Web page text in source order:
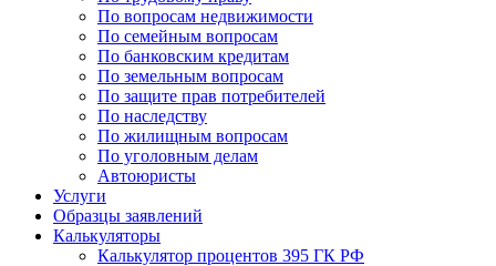
По вопросам недвижимости
По семейным вопросам
По банковским кредитам
По земельным вопросам
По защите прав потребителей
По наследству
По жилищным вопросам
По уголовным делам
Автоюристы
Услуги
Образцы заявлений
Калькуляторы
Калькулятор процентов 395 ГК РФ